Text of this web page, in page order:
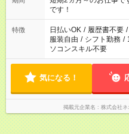
です！
特徴 日払いOK / 履歴書不要 /
服装自由 / シフト勤務 /
ソコンスキル不要
気になる！
掲載元企業名 株式会社